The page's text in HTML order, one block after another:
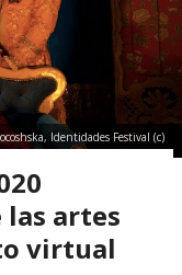
Identidades Festival (c)
artes
virtual